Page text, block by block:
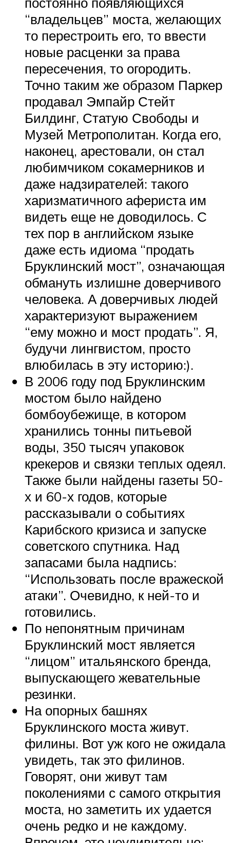
“владельцев” моста, желающих
то перестроить его, то ввести
новые расценки за права
пересечения, то огородить.
Точно таким же образом Паркер
продавал Эмпайр Стейт
Билдинг, Статую Свободы и
Музей Метрополитан. Когда его,
наконец, арестовали, он стал
любимчиком сокамерников и
даже надзирателей: такого
харизматичного афериста им
видеть еще не доводилось. С
тех пор в английском языке
даже есть идиома “продать
Бруклинский мост”, означающая
обмануть излишне доверчивого
человека. А доверчивых людей
характеризуют выражением
“ему можно и мост продать”. Я,
будучи лингвистом, просто
влюбилась в эту историю:).
В 2006 году под Бруклинским
мостом было найдено
бомбоубежище, в котором
хранились тонны питьевой
воды, 350 тысяч упаковок
крекеров и связки теплых одеял.
Также были найдены газеты 50-
х и 60-х годов, которые
рассказывали о событиях
Карибского кризиса и запуске
советского спутника. Над
запасами была надпись:
“Использовать после вражеской
атаки”. Очевидно, к ней-то и
готовились.
По непонятным причинам
Бруклинский мост является
“лицом” итальянского бренда,
выпускающего жевательные
резинки.
На опорных башнях
Бруклинского моста живут.
филины. Вот уж кого не ожидала
увидеть, так это филинов.
Говорят, они живут там
поколениями с самого открытия
моста, но заметить их удается
очень редко и не каждому.